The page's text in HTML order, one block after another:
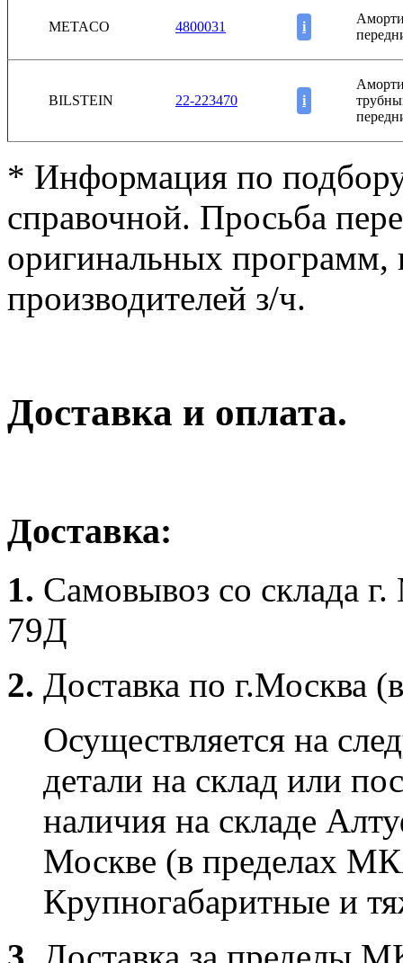
METACO 4800031 i
BILSTEIN 22-223470 i
* Информация по подбору
справочной. Просьба
оригинальных программ,
производителей з/ч.
Доставка и оплата.
Доставка:
1. Самовывоз со склада
79Д
2. Доставка по г.Москва
Осуществляется на
детали на склад или
наличия на складе
Москве (в пределах
Крупногабаритные и